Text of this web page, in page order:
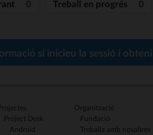
0 Treball en progrés 0
si inicieu la sessió i
Project Desk
Android
Organització
Fundació
Treballa amb nosaltres